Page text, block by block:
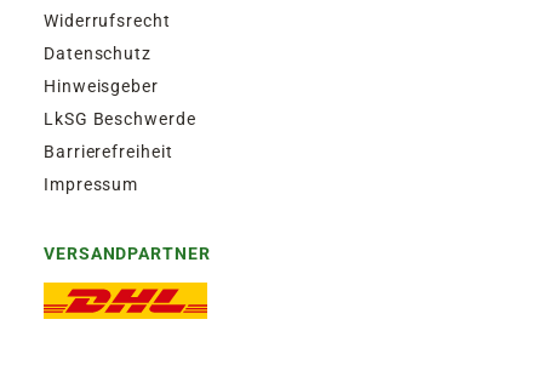
Widerrufsrecht
Datenschutz
Hinweisgeber
LkSG Beschwerde
Barrierefreiheit
Impressum
VERSANDPARTNER